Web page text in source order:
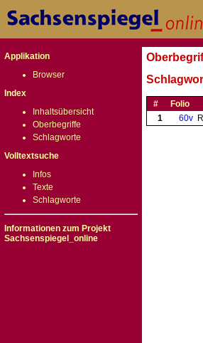
Applikation
Browser
Index
Inhaltsübersicht
Oberbegriffe
Schlagworte
Volltextsuche
Infos
Texte
Schlagworte
Informationen zum Projekt
Sachsenspiegel_online
#
Folio
1
60v